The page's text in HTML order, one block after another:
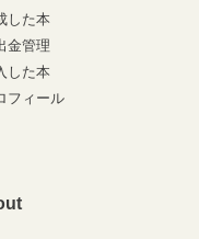
した本
金管理
した本
フィール